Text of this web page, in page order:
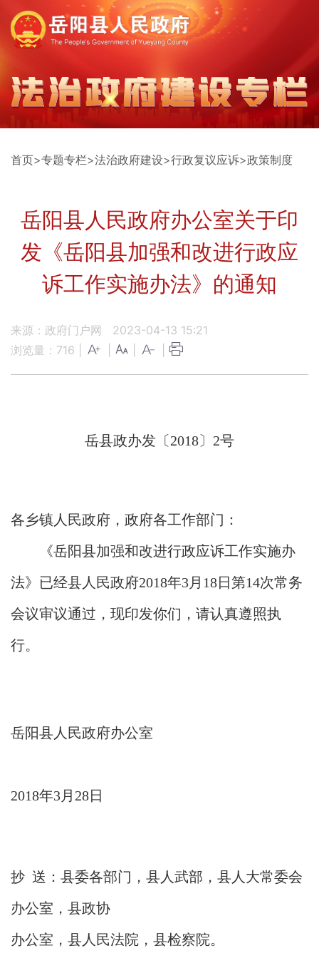
首页>专题专栏>法治政府建设>行政复议应诉>政策制度
岳阳县人民政府办公室关于印
发《岳阳县加强和改进行政应
诉工作实施办法》的通知
来源：政府门户网
2023-04-13 15:21
浏览量： 716
岳县政办发〔2018〕2号
各乡镇人民政府，政府各工作部门：
《岳阳县加强和改进行政应诉工作实施办
法》已经县人民政府2018年3月18日第14次常务
会议审议通过，现印发你们，请认真遵照执
行。
岳阳县人民政府办公室
2018年3月28日
抄 送：县委各部门，县人武部，县人大常委会
办公室，县政协
办公室，县人民法院，县检察院。